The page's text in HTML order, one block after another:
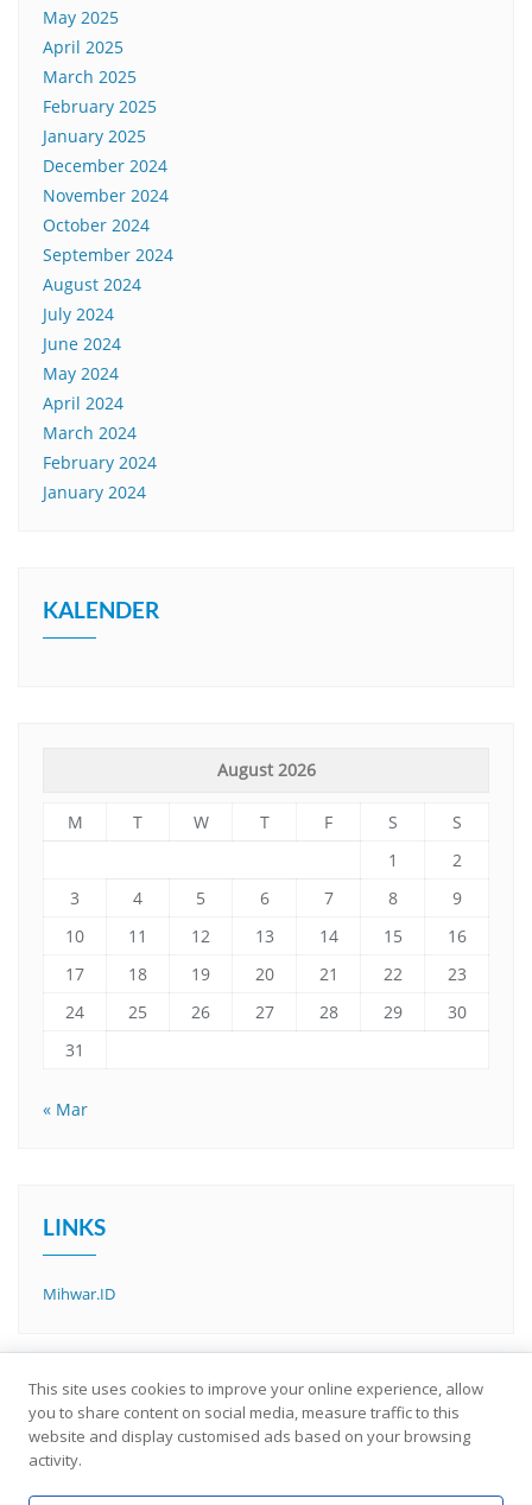
May 2025
April 2025
March 2025
February 2025
January 2025
December 2024
November 2024
October 2024
September 2024
August 2024
July 2024
June 2024
May 2024
April 2024
March 2024
February 2024
January 2024
KALENDER
August 2026
M T W T F S
S
1
2
3
4 5 6 7 8
9
10
11 12 13 14 15
16
17
18 19 20 21 22
23
24
25 26 27 28 29
30
31
« Mar
LINKS
Mihwar.ID
This site uses cookies to improve your online experience, allow
you to share content on social media, measure traffic to this
website and display customised ads based on your browsing
activity.